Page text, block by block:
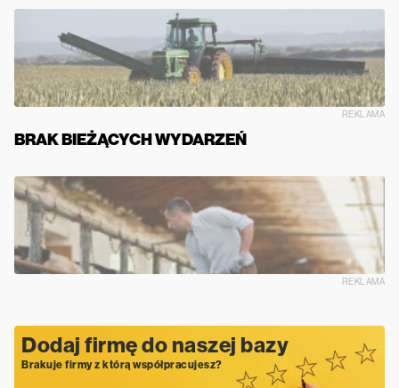
REKLAMA
BRAK BIEŻĄCYCH WYDARZEŃ
REKLAMA
Dodaj firmę do naszej bazy
Brakuje firmy z którą współpracujesz?